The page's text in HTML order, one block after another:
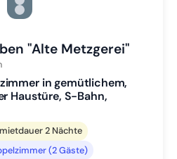
Zu Slide 5 wechseln
Zu Slide 6 wechseln
"Alte Metzgerei"
in gemütlichem,
Haustüre, S-Bahn,
2 Nächte
(2 Gäste)